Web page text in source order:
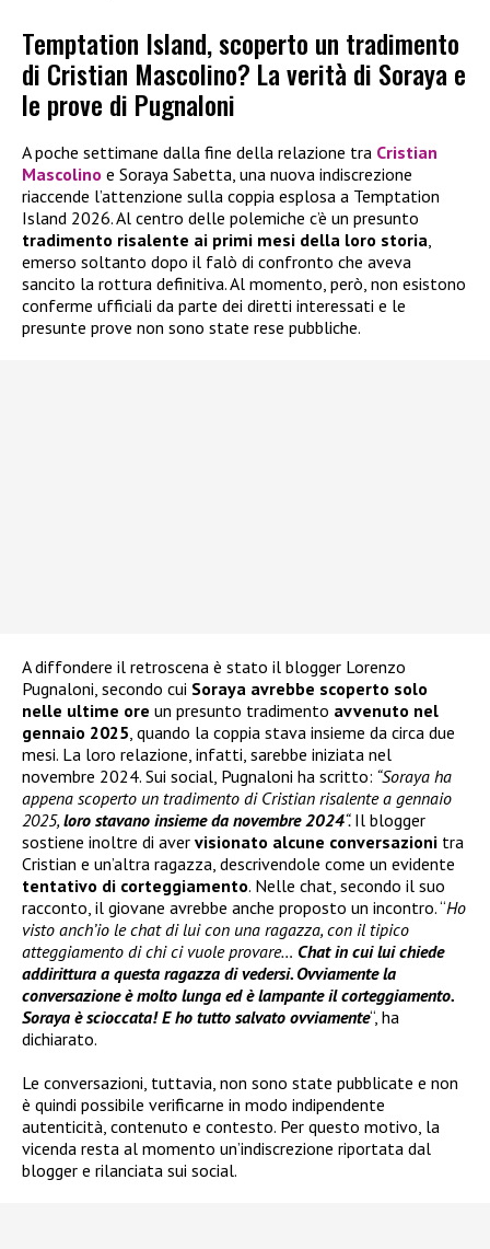
Temptation Island, scoperto un tradimento
di Cristian Mascolino? La verità di Soraya e
le prove di Pugnaloni
A poche settimane dalla fine della relazione tra Cristian
Mascolino e Soraya Sabetta, una nuova indiscrezione
riaccende l’attenzione sulla coppia esplosa a Temptation
Island 2026. Al centro delle polemiche c’è un presunto
tradimento risalente ai primi mesi della loro storia
emerso soltanto dopo il falò di confronto che aveva
sancito la rottura definitiva. Al momento, però, non esistono
conferme ufficiali da parte dei diretti interessati e le
presunte prove non sono state rese pubbliche.
A diffondere il retroscena è stato il blogger Lorenzo
Pugnaloni, secondo cui Soraya avrebbe scoperto solo
nelle ultime ore un presunto tradimento avvenuto nel
gennaio 2025 , quando la coppia stava insieme da circa due
mesi. La loro relazione, infatti, sarebbe iniziata nel
novembre 2024. Sui social, Pugnaloni ha scritto: “Soraya ha
appena scoperto un tradimento di Cristian risalente a gennaio
2025, loro stavano insieme da novembre 2024“. Il blogger
sostiene inoltre di aver visionato alcune conversazioni tra
Cristian e un’altra ragazza, descrivendole come un evidente
tentativo di corteggiamento. Nelle chat, secondo il suo
racconto, il giovane avrebbe anche proposto un incontro. “Ho
visto anch’io le chat di lui con una ragazza, con il tipico
atteggiamento di chi ci vuole provare… Chat in cui lui chiede
addirittura a questa ragazza di vedersi. Ovviamente la
conversazione è molto lunga ed è lampante il corteggiamento.
Soraya è scioccata! E ho tutto salvato ovviamente“, ha
dichiarato.
Le conversazioni, tuttavia, non sono state pubblicate e non
è quindi possibile verificarne in modo indipendente
autenticità, contenuto e contesto. Per questo motivo, la
vicenda resta al momento un’indiscrezione riportata dal
blogger e rilanciata sui social.